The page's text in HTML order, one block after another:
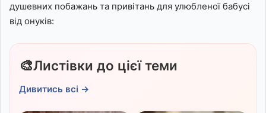
душевних побажань та привітань для улюбленої бабусі
від онуків:
🎨Листівки до цієї теми
Дивитись всі →